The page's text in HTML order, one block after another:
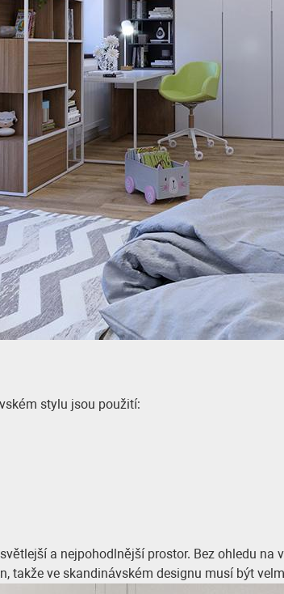
stylu jsou použití:
a nejpohodlnější prostor. Bez ohledu
takže ve skandinávském designu musí být